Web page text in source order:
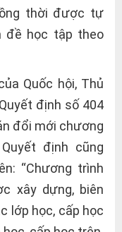
thời được tự
đề học tập theo
Quốc hội, Thủ
định số 404
đổi mới chương
định cũng
“Chương trình
xây dựng, biên
lớp học, cấp học